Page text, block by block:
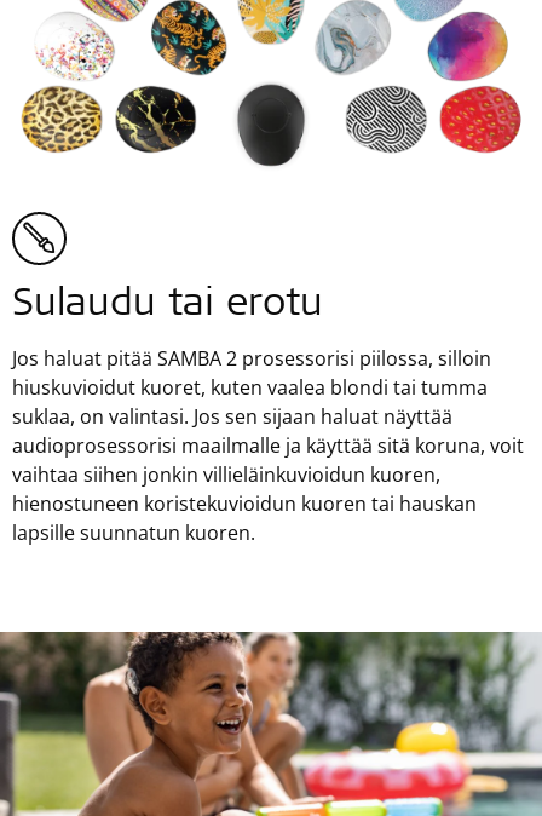
Sulaudu tai erotu
Jos haluat pitää SAMBA 2 prosessorisi piilossa, silloin
hiuskuvioidut kuoret, kuten vaalea blondi tai tumma
suklaa, on valintasi. Jos sen sijaan haluat näyttää
audioprosessorisi maailmalle ja käyttää sitä koruna, voit
vaihtaa siihen jonkin villieläinkuvioidun kuoren,
hienostuneen koristekuvioidun kuoren tai hauskan
lapsille suunnatun kuoren.